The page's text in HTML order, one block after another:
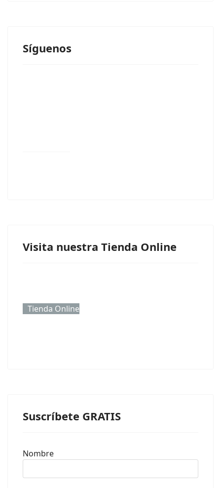
Síguenos
Visita nuestra Tienda Online
Tienda Online
Suscríbete GRATIS
Nombre